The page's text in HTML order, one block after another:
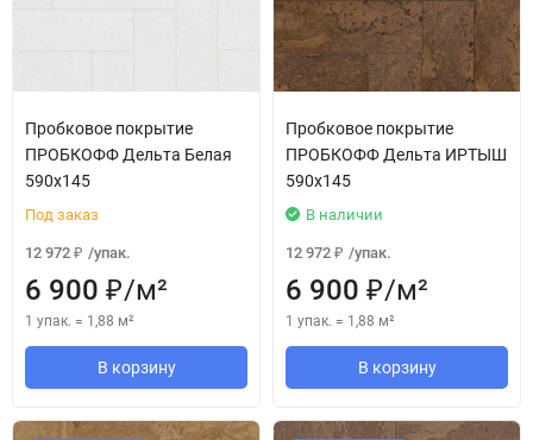
Пробковое покрытие
ПРОБКОФФ Дельта Белая
590x145
Под заказ
12 972 ₽ /упак.
6 900 ₽/м²
1 упак. = 1,88 м²
В корзину
Пробковое покрытие
ПРОБКОФФ Дельта ИРТЫШ
590x145
В наличии
12 972 ₽ /упак.
6 900 ₽/м²
1 упак. = 1,88 м²
В корзину